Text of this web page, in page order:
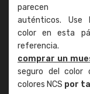
parecen
auténticos. Use
color en esta
referencia.
comprar un
seguro del color
colores NCS por